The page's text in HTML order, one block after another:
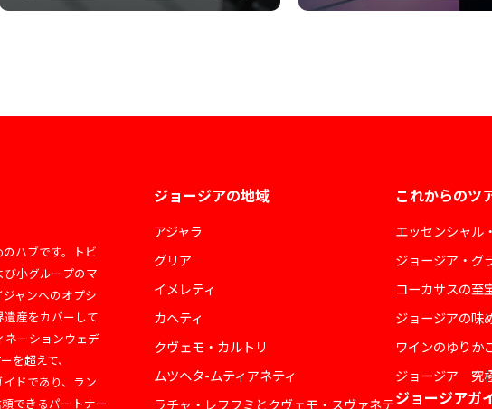
ハブです。トビ
小グループのマ
ャンへのオプシ
産をカバーして
ネーションウェデ
を超えて、
ドであり、ラン
できるパートナー
ジョージアの地域
アジャラ
グリア
イメレティ
カヘティ
クヴェモ・カルトリ
ムツヘタ-ムティアネティ
ラチャ・レフフミとクヴェモ・スヴァネテ
これからのツ
エッセンシャル
ジョージア・グ
コーカサスの至
ジョージアの味
ワインのゆりか
ジョージア 究
ジョージアガ